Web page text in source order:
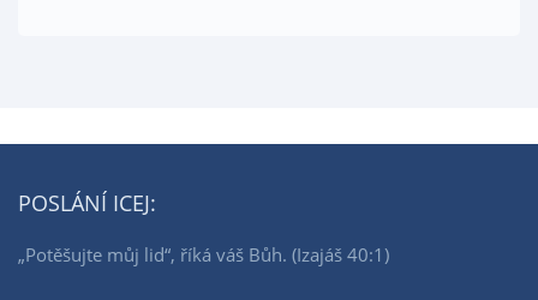
POSLÁNÍ ICEJ:
„Potěšujte můj lid“, říká váš Bůh. (Izajáš 40:1)